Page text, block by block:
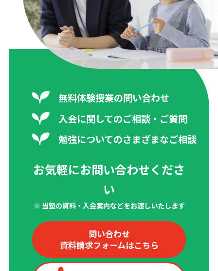
無料体験授業の問い合わせ
入会に関してのご相談・ご質問
勉強についてのさまざまなご相談
お気軽にお問い合わせくださ
い
※ 当塾の資料・入会案内などをお渡しいたします
問い合わせ
資料請求フォームはこちら